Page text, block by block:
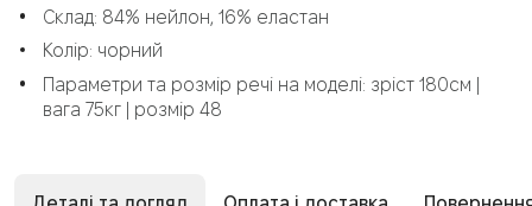
Склад: 84% нейлон, 16% еластан
Колір: чорний
Параметри та розмір речі на моделі: зріст 180см |
вага 75кг | розмір 48
Деталі та догляд Оплата і доставка